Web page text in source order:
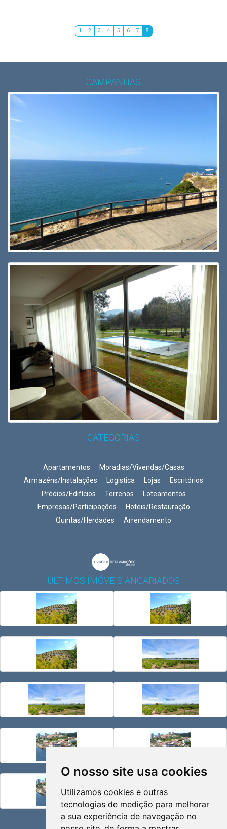
O nosso site usa cookies
Utilizamos cookies e outras
tecnologias de medição para melhorar
a sua experiência de navegação no
1 2 3 4 5 6 7 8
CAMPANHAS
CATEGORIAS
Apartamentos
Moradias/Vivendas/Casas
Armazéns/Instalações
Logistica Lojas
Escritórios
Prédios/Edifícios
Terrenos
Loteamentos
Empresas/Participações
Hoteis/Restauração
Quintas/Herdades
Arrendamento
ÚLTIMOS IMÓVEIS ANGARIADOS
SOCIAL